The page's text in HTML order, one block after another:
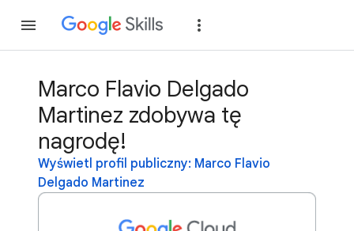
Marco Flavio Delgado
Martinez zdobywa tę
nagrodę!
Wyświetl profil publiczny: Marco Flavio
Delgado Martinez